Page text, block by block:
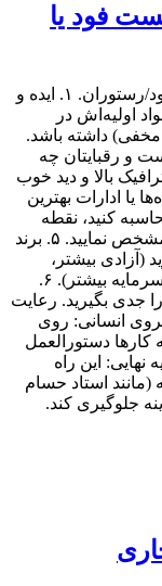
فود یا
عنوان: ۷ گام طلایی قبل از راه‌اندازی فست‌فود/رستوران. ۱. ایده و
اولیه‌اش در
داشته باشد.
و رقبایتان چه
مکان طلایی: ترافیک بالا و دید خوب
یا ادارات بهترین
محاسبه کنید، نقطه
سربه‌سر را پیدا کنید و منبع تامین سرمایه را مشخص نمایید. ۵. برند
(آزادی بیشتر،
ریسک بیشتر) یا فرانچایز بخرید (ریسک کمتر، سرمایه بیشتر). ۶.
جدی بگیرید. رعایت
بهداشتی اولویت اول است. ۷. نیروی انسانی: روی
دستورالعمل
نهایی: این راه
استاد حسام
جلوگیری کند.